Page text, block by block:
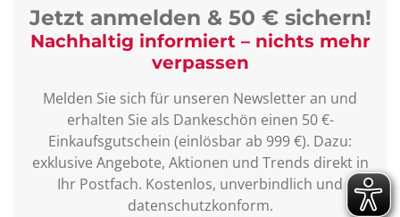
Jetzt anmelden & 50 € sichern!
Nachhaltig informiert – nichts mehr
verpassen
Melden Sie sich für unseren Newsletter an und
erhalten Sie als Dankeschön einen 50 €-
Einkaufsgutschein (einlösbar ab 999 €). Dazu:
exklusive Angebote, Aktionen und Trends direkt in
Ihr Postfach. Kostenlos, unverbindlich und
datenschutzkonform.